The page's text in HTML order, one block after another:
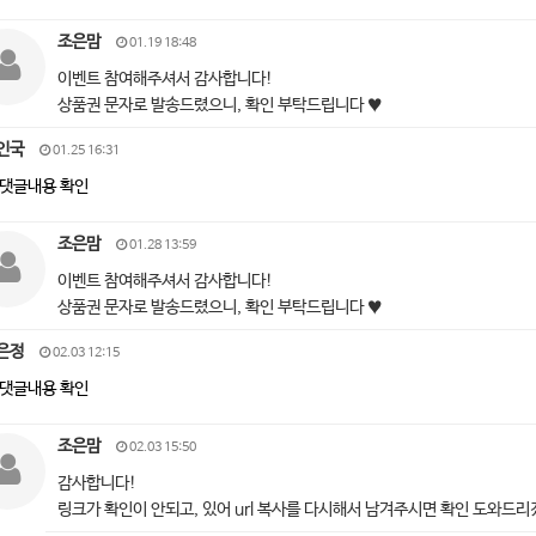
조은맘 01.19 18:48
이벤트 참여해주셔서 감사합니다!
상품권 문자로 발송드렸으니, 확인 부탁드립니다 ♥
국 01.25 16:31
댓글내용 확인
조은맘 01.28 13:59
이벤트 참여해주셔서 감사합니다!
상품권 문자로 발송드렸으니, 확인 부탁드립니다 ♥
정 02.03 12:15
댓글내용 확인
조은맘 02.03 15:50
감사합니다!
링크가 확인이 안되고, 있어 url 복사를 다시해서 남겨주시면 확인 도와드리